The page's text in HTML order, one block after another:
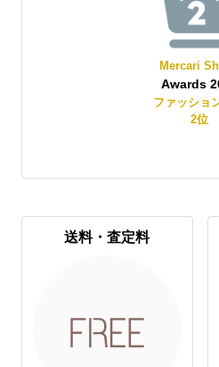
Mercari
Awards
ファッショ
2位
送料・査定料